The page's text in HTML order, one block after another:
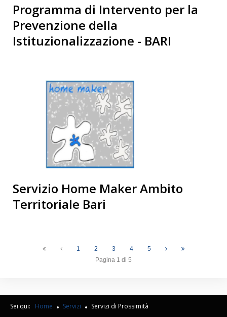
Programma di Intervento per la
Prevenzione della
Istituzionalizzazione - BARI
Servizio Home Maker Ambito
Territoriale Bari
Pagina 1 di 5
1 2 3 4 5
Sei qui: Home Servizi Servizi di Prossimità